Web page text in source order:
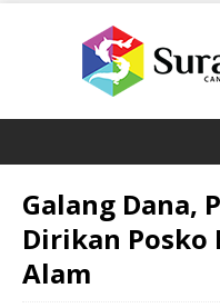
Galang Dana,
Dirikan Posko
Alam